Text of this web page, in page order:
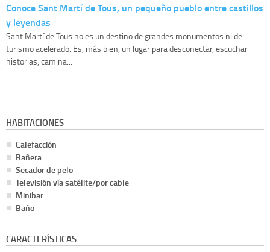
Conoce Sant Martí de Tous, un pequeño pueblo entre castillos
y leyendas
Sant Martí de Tous no es un destino de grandes monumentos ni de
turismo acelerado. Es, más bien, un lugar para desconectar, escuchar
historias, camina...
HABITACIONES
Calefacción
Bañera
Secador de pelo
Televisión vía satélite/por cable
Minibar
Baño
CARACTERÍSTICAS